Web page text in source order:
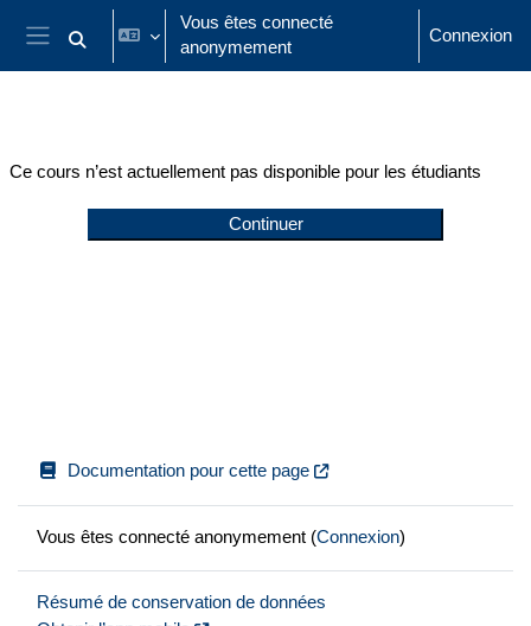
Passer au contenu principal
Panneau latéral
Activer/désactiver la saisie de recherche
Vous êtes connecté
anonymement
Connexion
Ce cours n’est actuellement pas disponible pour les étudiants
Continuer
Documentation pour cette page
Vous êtes connecté anonymement (Connexion)
Résumé de conservation de données